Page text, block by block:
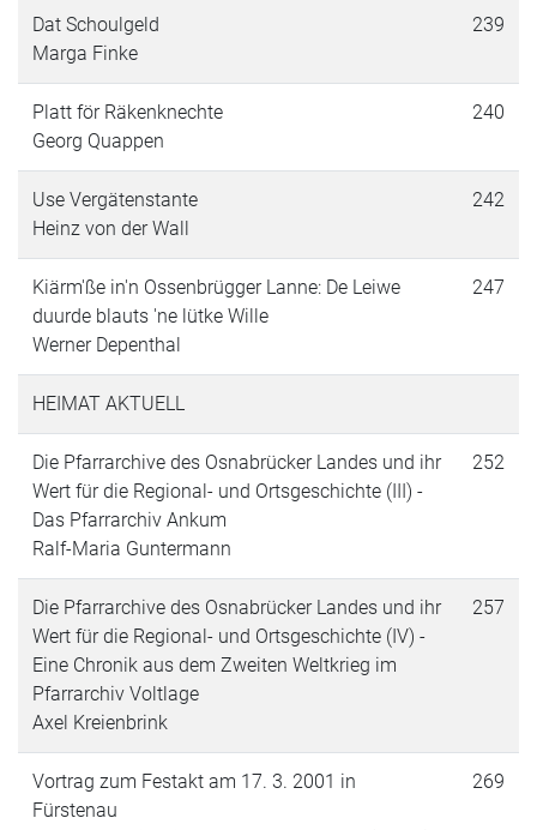
Dat Schoulgeld
Marga Finke
239
Platt för Räkenknechte
Georg Quappen
240
Use Vergätenstante
Heinz von der Wall
242
Kiärm'ße in'n Ossenbrügger Lanne: De Leiwe
duurde blauts 'ne lütke Wille
Werner Depenthal
247
HEIMAT AKTUELL
Die Pfarrarchive des Osnabrücker Landes und ihr
Wert für die Regional- und Ortsgeschichte (III) -
Das Pfarrarchiv Ankum
Ralf-Maria Guntermann
252
Die Pfarrarchive des Osnabrücker Landes und ihr
Wert für die Regional- und Ortsgeschichte (IV) -
Eine Chronik aus dem Zweiten Weltkrieg im
Pfarrarchiv Voltlage
Axel Kreienbrink
257
Vortrag zum Festakt am 17. 3. 2001 in
Fürstenau
269